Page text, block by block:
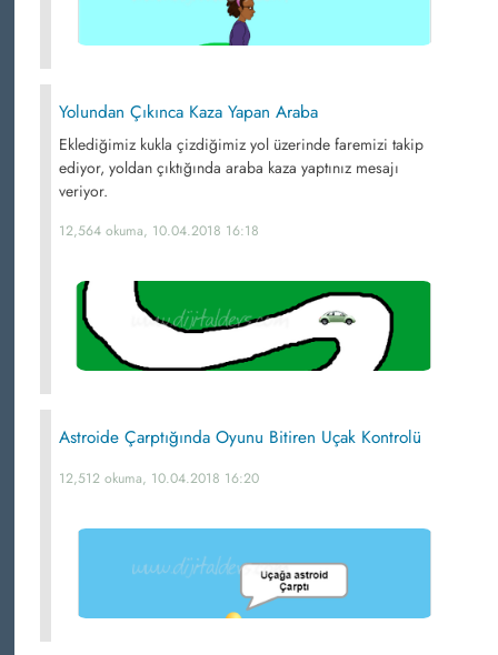
Yolundan Çıkınca Kaza Yapan Araba
Eklediğimiz kukla çizdiğimiz yol üzerinde faremizi takip
ediyor, yoldan çıktığında araba kaza yaptınız mesajı
veriyor.
12,564 okuma, 10.04.2018 16:18
Astroide Çarptığında Oyunu Bitiren Uçak Kontrolü
12,512 okuma, 10.04.2018 16:20